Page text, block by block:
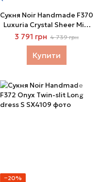
Сукня Noir Handmade F370
Luxuria Crystal Sheer Mini
Dress XL
3 791 грн 4 739 грн
Купити
−20%